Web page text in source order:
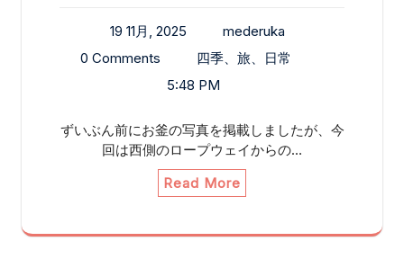
19 11月, 2025
mederuka
0 Comments
四季、旅、日常
5:48 PM
ずいぶん前にお釜の写真を掲載しましたが、今
回は西側のロープウェイからの…
Read More